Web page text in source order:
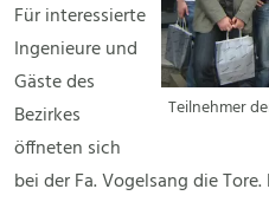
Teilnehmer
Für interessierte
Ingenieure und
Gäste des
Bezirkes
öffneten sich
bei der Fa. Vogelsang die